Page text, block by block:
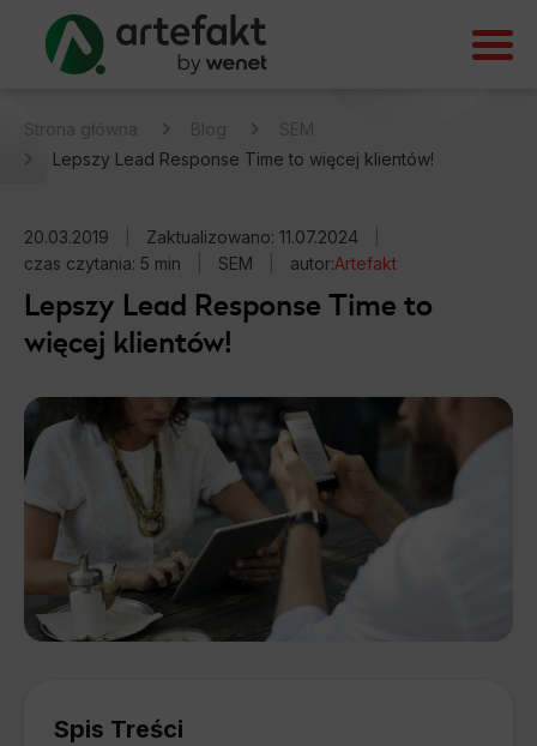
Strona główna Blog
SEM
Lepszy Lead Response Time to więcej klientów!
20.03.2019 Zaktualizowano: 11.07.2024
czas czytania: 5 min
SEM autor:Artefakt
Lepszy Lead Response Time to
więcej klientów!
Spis Treści